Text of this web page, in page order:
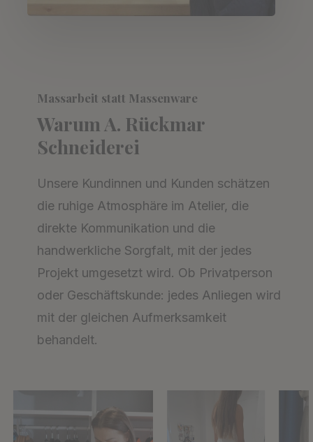
Massarbeit statt Massenware
Warum A. Rückmar
Schneiderei
Unsere Kundinnen und Kunden schätzen
die ruhige Atmosphäre im Atelier, die
direkte Kommunikation und die
handwerkliche Sorgfalt, mit der jedes
Projekt umgesetzt wird. Ob Privatperson
oder Geschäftskunde: jedes Anliegen wird
mit der gleichen Aufmerksamkeit
behandelt.